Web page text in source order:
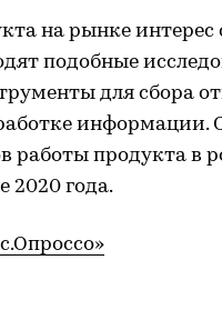
на рынке
подобные
для сбора
информации.
работы продукта в
2020 года.